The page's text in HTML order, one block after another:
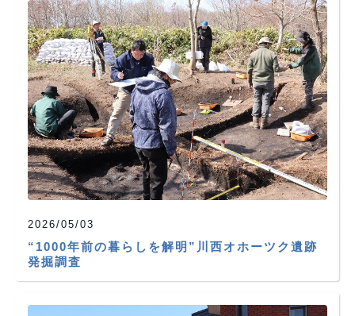
2026/05/03
“1000年前の暮らしを解明”川西オホーツク遺跡
発掘調査